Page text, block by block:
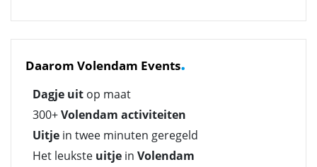
Daarom Volendam Events.
Dagje uit op maat
300+Volendam activiteiten
Uitje in twee minuten geregeld
Het leukste uitje in Volendam